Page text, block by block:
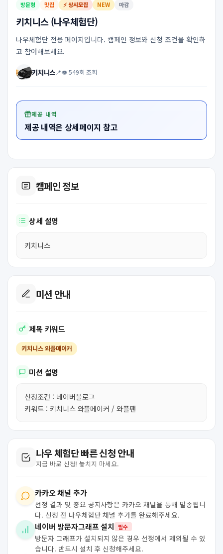
방문형 맛집 ⚡ 상시모집 NEW 마감
키치니스 (나우체험단)
나우체험단 전용 페이지입니다. 캠페인 정보와 신청 조건을 확인하
고 참여해보세요.
키치니스📍👁 549회 조회
제공 내역
제공 내역은 상세페이지 참고
캠페인 정보
상세 설명
키치니스
미션 안내
제목 키워드
키치니스 와플메이커
미션 설명
신청조건 : 네이버블로그
키워드 : 키치니스 와플메이커 / 와플팬
나우 체험단 빠른 신청 안내
지금 바로 신청! 놓치지 마세요.
카카오 채널 추가
선정 결과 및 중요 공지사항은 카카오 채널을 통해 발송됩니
다. 신청 전 나우체험단 채널 추가를 완료해주세요.
네이버 방문자그래프 설치 필수
방문자 그래프가 설치되지 않은 경우 선정에서 제외될 수 있
습니다. 반드시 설치 후 신청해주세요.